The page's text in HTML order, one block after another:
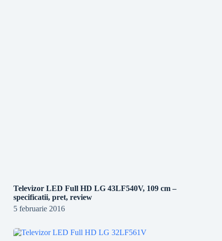
Televizor LED Full HD LG 43LF540V, 109 cm –
specificatii, pret, review
5 februarie 2016